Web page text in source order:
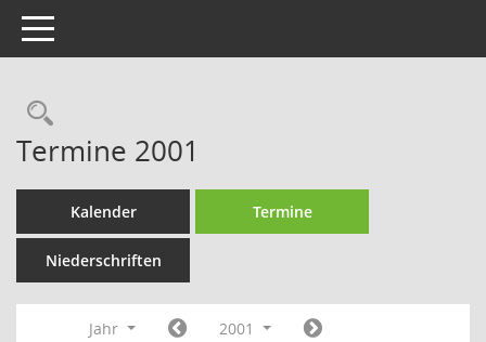
Toggle navigation
Rechercheauswahl
Termine 2001
Kalender Termine
Niederschriften
Jahr
2001